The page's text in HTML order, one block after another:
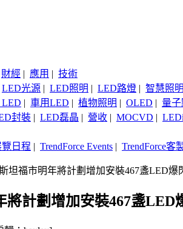
財經 | 應用 | 技術
LED光源 | LED照明 | LED路燈 | 智慧照明
LED | 車用LED | 植物照明 | OLED | 量
封裝 | LED磊晶 | 營收 | MOCVD |
覽日程 | TrendForce Events | TrendForce客
坦福市明年將計劃增加安裝467盞LED爆
將計劃增加安裝467盞LED